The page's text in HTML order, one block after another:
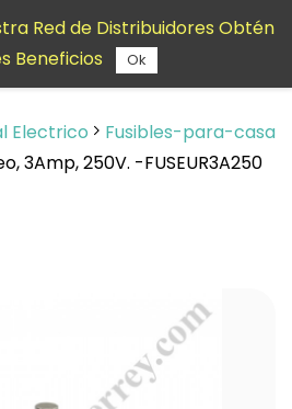
Electrico
Fusibles-para-casa
3Amp, 250V. -FUSEUR3A250
Red de Distribuidores Obtén
Beneficios
Ok